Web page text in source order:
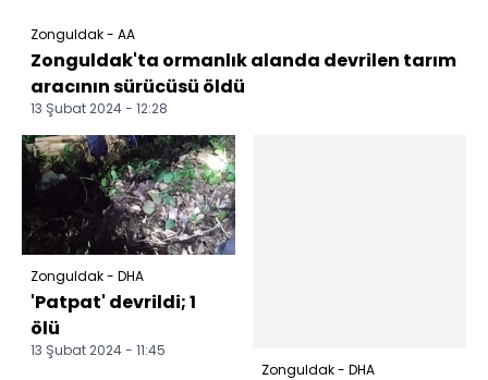
Zonguldak - AA
Zonguldak'ta ormanlık alanda devrilen tarım
aracının sürücüsü öldü
13 Şubat 2024 - 12:28
Zonguldak - DHA
'Patpat' devrildi; 1
ölü
13 Şubat 2024 - 11:45
Zonguldak - DHA